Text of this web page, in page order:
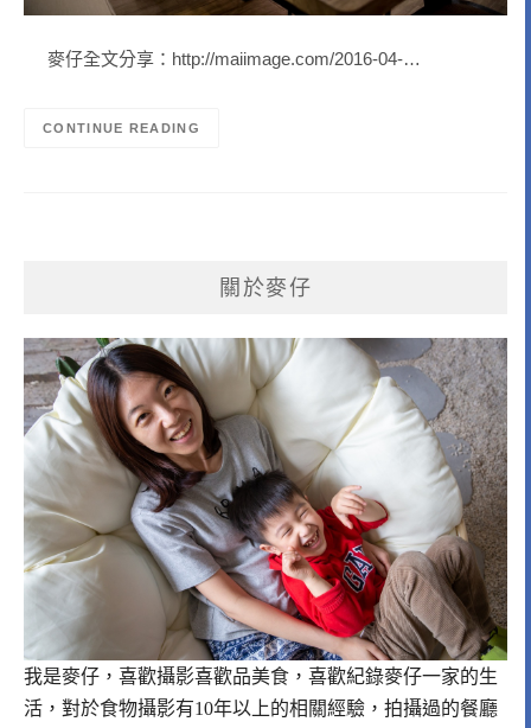
麥仔全文分享：http://maiimage.com/2016-04-…
CONTINUE READING
關於麥仔
我是麥仔，喜歡攝影喜歡品美食，喜歡紀錄麥仔一家的生
活，對於食物攝影有10年以上的相關經驗，拍攝過的餐廳